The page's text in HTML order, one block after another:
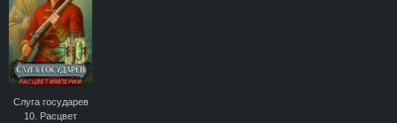
Слуга государев
10. Расцвет